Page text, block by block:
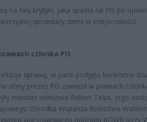
na falę krytyki, jaka spadła na PiS po
sprzedaży ziemi w miejscowości
członka PiS
sprawę, w partii podjęto konkretne
afery prezes PiS zawiesił w prawach
minister rolnictwa Robert Telus, jego
Ośrodka Wsparcia Rolnictwa
warszawskiego oddziału KOWR Jerzy